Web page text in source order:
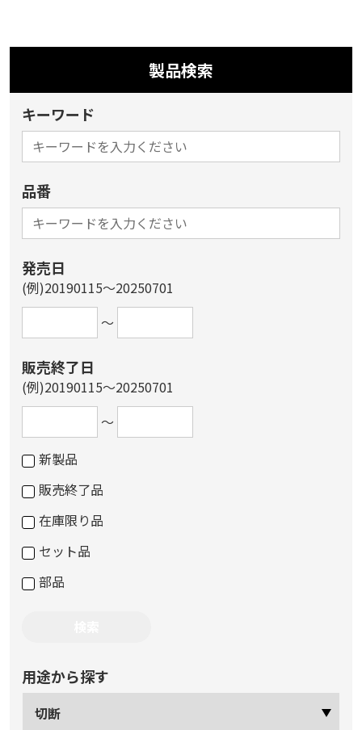
製品検索
キーワード
品番
発売日
(例)20190115～20250701
～
販売終了日
(例)20190115～20250701
～
新製品
販売終了品
在庫限り品
セット品
部品
用途から探す
切断